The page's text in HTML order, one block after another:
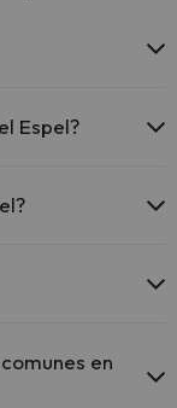
Espel?
en